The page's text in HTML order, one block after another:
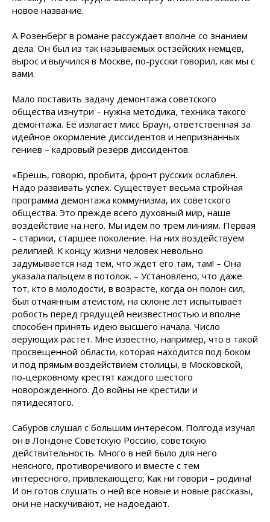
новое название.
А Розенберг в романе рассуждает вполне со знанием
дела. Он был из так называемых остзейских немцев,
вырос и выучился в Москве, по-русски говорил, как мы с
вами.
Мало поставить задачу демонтажа советского
общества изнутри – нужна методика, техника такого
демонтажа. Её излагает мисс Браун, ответственная за
идейное окормление диссидентов и непризнанных
гениев – кадровый резерв диссидентов.
«Брешь, говорю, пробита, фронт русских ослаблен.
Надо развивать успех. Существует весьма стройная
программа демонтажа коммунизма, их советского
общества. Это прежде всего духовный мир, наше
воздействие на него. Мы идем по трем линиям. Первая
– старики, старшее поколение. На них воздействуем
религией. К концу жизни человек невольно
задумывается над тем, что ждет его там, там! – Она
указала пальцем в потолок. – Установлено, что даже
тот, кто в молодости, в возрасте, когда он полон сил,
был отчаянным атеистом, на склоне лет испытывает
робость перед грядущей неизвестностью и вполне
способен принять идею высшего начала. Число
верующих растет. Мне известно, например, что в такой
просвещенной области, которая находится под боком
и под прямым воздействием столицы, в Московской,
по-церковному крестят каждого шестого
новорожденного. До войны не крестили и
пятидесятого.
Сабуров слушал с большим интересом. Полгода изучал
он в Лондоне Советскую Россию, советскую
действительность. Много в ней было для него
неясного, противоречивого и вместе с тем
интересного, привлекающего; Как ни говори – родина!
И он готов слушать о ней все новые и новые рассказы,
они не наскучивают, не надоедают.